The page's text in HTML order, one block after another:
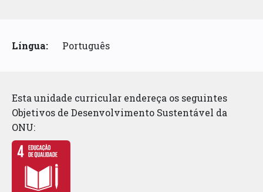
Língua: Português
Esta unidade curricular endereça os seguintes
Objetivos de Desenvolvimento Sustentável da
ONU: